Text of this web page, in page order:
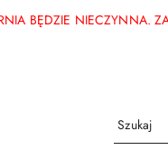
BĘDZIE NIECZYNNA.